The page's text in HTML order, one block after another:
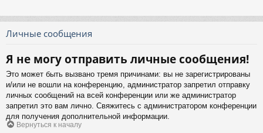
Личные сообщения
Я не могу отправить личные сообщения!
Это может быть вызвано тремя причинами: вы не зарегистрированы
и/или не вошли на конференцию, администратор запретил отправку
личных сообщений на всей конференции или же администратор
запретил это вам лично. Свяжитесь с администратором конференции
для получения дополнительной информации.
Вернуться к началу